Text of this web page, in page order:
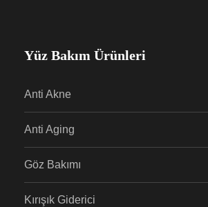
Yüz Bakım Ürünleri
Anti Akne
Anti Aging
Göz Bakımı
Kırışık Giderici